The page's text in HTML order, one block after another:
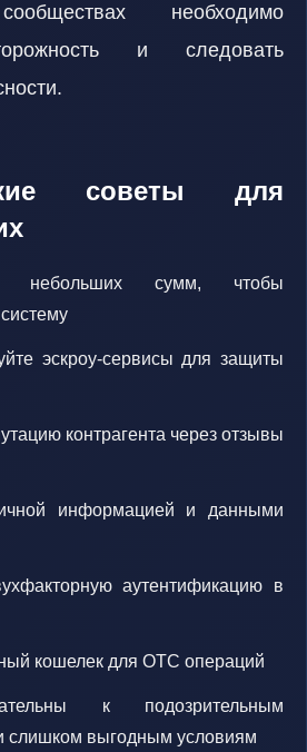
необходимо
и следовать
советы для
небольших сумм, чтобы
эскроу-сервисы для защиты
контрагента через отзывы
информацией и данными
аутентификацию в
кошелек для OTC операций
к подозрительным
слишком выгодным условиям